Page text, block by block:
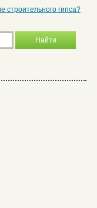
строительного гипса?